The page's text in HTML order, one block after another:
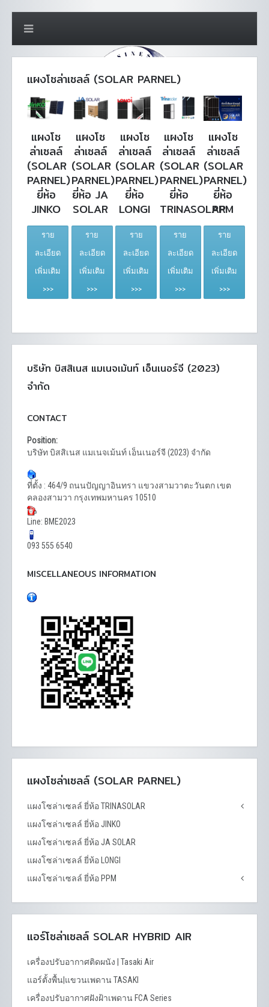
แผงโซล่าเซลล์ (SOLAR PARNEL)
แผงโซ
ล่าเซลล์
(SOLAR
PARNEL)
ยี่ห้อ
JINKO
ราย
ละเอียด
เพิ่มเติม
>>>
แผงโซ
ล่าเซลล์
(SOLAR
PARNEL)
ยี่ห้อ JA
SOLAR
ราย
ละเอียด
เพิ่มเติม
>>>
แผงโซ
ล่าเซลล์
(SOLAR
PARNEL)
ยี่ห้อ
LONGI
ราย
ละเอียด
เพิ่มเติม
>>>
แผงโซ
ล่าเซลล์
(SOLAR
PARNEL)
ยี่ห้อ
TRINASOLAR
ราย
ละเอียด
เพิ่มเติม
>>>
แผงโซ
ล่าเซลล์
(SOLAR
PARNEL)
ยี่ห้อ
PPM
ราย
ละเอียด
เพิ่มเติม
>>>
บริษัท บิสสิเนส แมเนจเม้นท์ เอ็นเนอร์จี (2023)
จำกัด
CONTACT
Position:
บริษัท บิสสิเนส แมเนจเม้นท์ เอ็นเนอร์จี (2023) จำกัด
ที่ตั้ง : 464/9 ถนนปัญญาอินทรา แขวงสามวาตะวันตก เขต
คลองสามวา กรุงเทพมหานคร 10510
Line: BME2023
093 555 6540
MISCELLANEOUS INFORMATION
แผงโซล่าเซลล์ (SOLAR PARNEL)
แผงโซล่าเซลล์ ยี่ห้อ TRINASOLAR
แผงโซล่าเซลล์ ยี่ห้อ JINKO
แผงโซล่าเซลล์ ยี่ห้อ JA SOLAR
แผงโซล่าเซลล์ ยี่ห้อ LONGI
แผงโซล่าเซลล์ ยี่ห้อ PPM
แอร์โซล่าเซลล์ SOLAR HYBRID AIR
เครื่องปรับอากาศติดผนัง | Tasaki Air
แอร์ตั้งพื้น|แขวนเพดาน TASAKI
เครื่องปรับอากาศฝังฝ้าเพดาน FCA Series